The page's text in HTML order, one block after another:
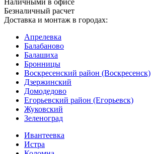
Безналичный расчет
Доставка и монтаж в городах:
Апрелевка
Балабаново
Балашиха
Бронницы
Воскресенский район (Воскресенск)
Дзержинский
Домодедово
Егорьевский район (Егорьевск)
Жуковский
Зеленоград
Ивантеевка
Истра